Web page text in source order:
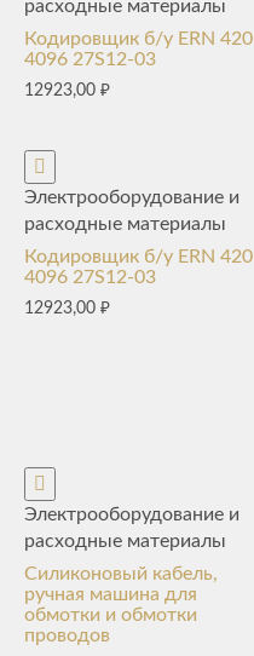
расходные материалы
Кодировщик б/у ERN 420
4096 27S12-03
12923,00 ₽
Электрооборудование и
расходные материалы
Кодировщик б/у ERN 420
4096 27S12-03
12923,00 ₽
Электрооборудование и
расходные материалы
Силиконовый кабель,
ручная машина для
обмотки и обмотки
проводов